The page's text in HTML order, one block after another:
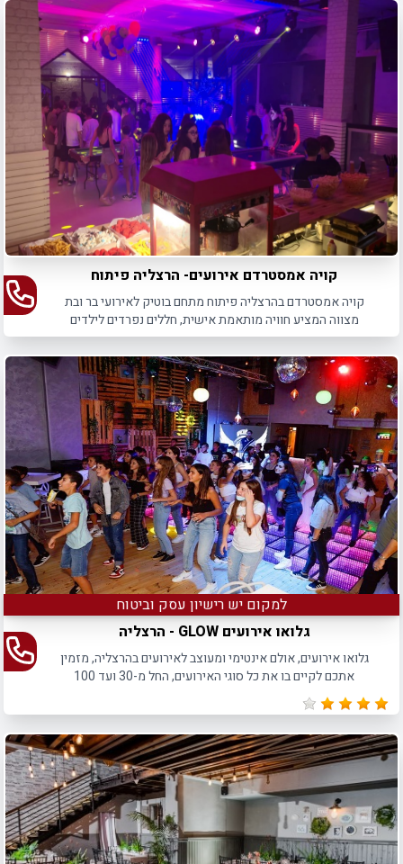
קויה אמסטרדם אירועים- הרצליה פיתוח
קויה אמסטרדם בהרצליה פיתוח מתחם בוטיק לאירועי בר ובת
מצווה המציע חוויה מותאמת אישית, חללים נפרדים לילדים
ולמבוגרים וקולינריה עשירה.
למקום יש רישיון עסק וביטוח
גלואו אירועים GLOW - הרצליה
גלואו אירועים, אולם אינטימי ומעוצב לאירועים בהרצליה, מזמין
אתכם לקיים בו את כל סוגי האירועים, החל מ-30 ועד 100